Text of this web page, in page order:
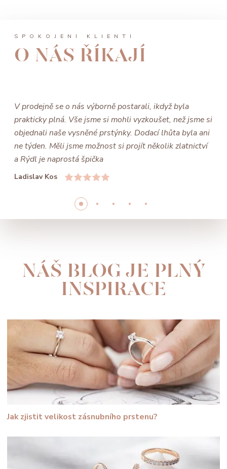
SPOKOJENÍ KLIENTI
O NÁS ŘÍKAJÍ
V prodejně se o nás výborně postarali, ikdyž byla
prakticky plná. Vše jsme si mohli vyzkoušet, než jsme si
objednali naše vysněné prstýnky. Dodací lhůta byla ani
ne týden. Měli jsme možnost si projít několik zlatnictví
a Rýdl je naprostá špička
Ladislav Kos
NÁŠ BLOG JE PLNÝ
INSPIRACE
Jak zjistit velikost zásnubního prstenu?